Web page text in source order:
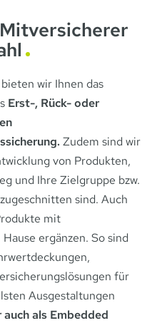
wir Ihnen das
Erst-, Rück- oder
Zudem sind wir
von Produkten,
und Ihre Zielgruppe bzw.
sind. Auch
mit
ergänzen. So sind
für
Ausgestaltungen
als Embedded